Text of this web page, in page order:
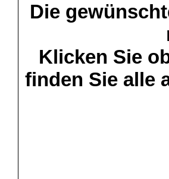
Die
Klicken Sie
finden Sie alle